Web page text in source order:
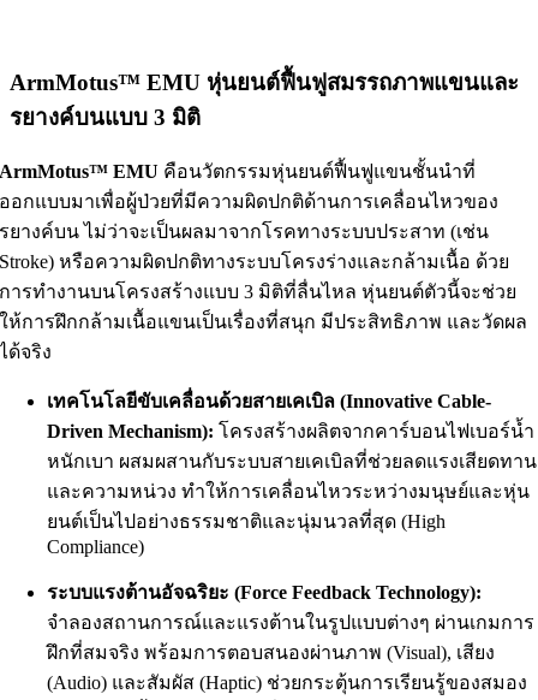
ArmMotus™ EMU หุ่นยนต์ฟื้นฟูสมรรถภาพแขนและ
รยางค์บนแบบ 3 มิติ
ArmMotus™ EMU คือนวัตกรรมหุ่นยนต์ฟื้นฟูแขนชั้นนำที่
ออกแบบมาเพื่อผู้ป่วยที่มีความผิดปกติด้านการเคลื่อนไหวของ
รยางค์บน ไม่ว่าจะเป็นผลมาจากโรคทางระบบประสาท (เช่น
Stroke) หรือความผิดปกติทางระบบโครงร่างและกล้ามเนื้อ ด้วย
การทำงานบนโครงสร้างแบบ 3 มิติที่ลื่นไหล หุ่นยนต์ตัวนี้จะช่วย
ให้การฝึกกล้ามเนื้อแขนเป็นเรื่องที่สนุก มีประสิทธิภาพ และวัดผล
ได้จริง
เทคโนโลยีขับเคลื่อนด้วยสายเคเบิล (Innovative Cable-
Driven Mechanism): โครงสร้างผลิตจากคาร์บอนไฟเบอร์น้ำ
หนักเบา ผสมผสานกับระบบสายเคเบิลที่ช่วยลดแรงเสียดทาน
และความหน่วง ทำให้การเคลื่อนไหวระหว่างมนุษย์และหุ่น
ยนต์เป็นไปอย่างธรรมชาติและนุ่มนวลที่สุด (High
Compliance)
ระบบแรงต้านอัจฉริยะ (Force Feedback Technology):
จำลองสถานการณ์และแรงต้านในรูปแบบต่างๆ ผ่านเกมการ
ฝึกที่สมจริง พร้อมการตอบสนองผ่านภาพ (Visual), เสียง
(Audio) และสัมผัส (Haptic) ช่วยกระตุ้นการเรียนรู้ของสมอง